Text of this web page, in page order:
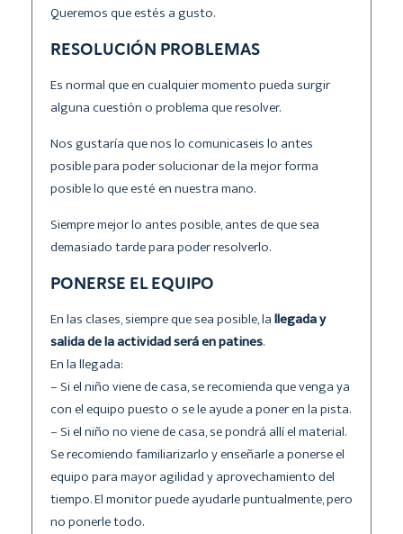
Queremos que estés a gusto.
RESOLUCIÓN PROBLEMAS
Es normal que en cualquier momento pueda surgir
alguna cuestión o problema que resolver.
Nos gustaría que nos lo comunicaseis lo antes
posible para poder solucionar de la mejor forma
posible lo que esté en nuestra mano.
Siempre mejor lo antes posible, antes de que sea
demasiado tarde para poder resolverlo.
PONERSE EL EQUIPO
En las clases, siempre que sea posible, lallegada y
salida de la actividad será en patines.
En la llegada:
– Si el niño viene de casa, se recomienda que venga ya
con el equipo puesto o se le ayude a poner en la pista.
– Si el niño no viene de casa, se pondrá allí el material.
Se recomiendo familiarizarlo y enseñarle a ponerse el
equipo para mayor agilidad y aprovechamiento del
tiempo. El monitor puede ayudarle puntualmente, pero
no ponerle todo.